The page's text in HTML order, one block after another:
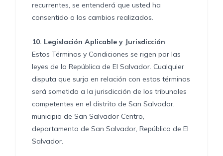
recurrentes, se entenderá que usted ha
consentido a los cambios realizados.
10. Legislación Aplicable y Jurisdicción
Estos Términos y Condiciones se rigen por las
leyes de la República de El Salvador. Cualquier
disputa que surja en relación con estos términos
será sometida a la jurisdicción de los tribunales
competentes en el distrito de San Salvador,
municipio de San Salvador Centro,
departamento de San Salvador, República de El
Salvador.